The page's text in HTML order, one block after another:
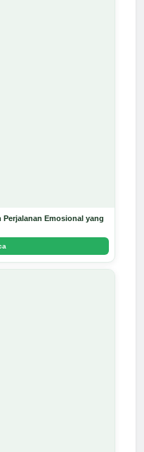
Perjalanan Emosional yang